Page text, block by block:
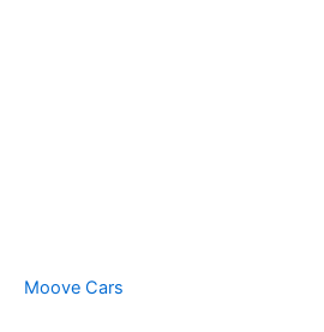
Moove Cars